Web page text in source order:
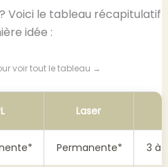
Voici le tableau récapitulatif
idée :
voir tout le tableau →
Laser
Permanente* 3 à